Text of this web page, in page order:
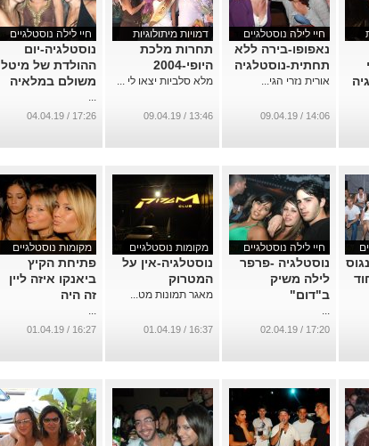
חיי לילה נוסטלגיים
נאפופו-בירה ללא
תחתית-נוסטלגיה
אורית נזרי הגי...
14:06 / 09.04.19
דמויות מיתולוגיות
תחרות מלכת
היופי-2004
מלא סלביות יצאו לי ...
13:46 / 09.04.19
חיי לילה נוסטלגיים
נוסטלגיה-יום
ההולדת של מיטל
משולם במלאיה
...
17:26 / 04.04.19
חיי לילה נוסטלגיים
נוסטלגיה -פרפר
לילה משיק
ב"דום"
...
17:20 / 02.04.19
מקומות נוסטלגיים
נוסטלגיה-אין על
המטרוק
מאגר תמונות מט...
16:37 / 01.04.19
מקומות נוסטלגיים
פתיחת הקיץ
ביאנקו איזה ליין
זה היה
...
16:27 / 01.04.19